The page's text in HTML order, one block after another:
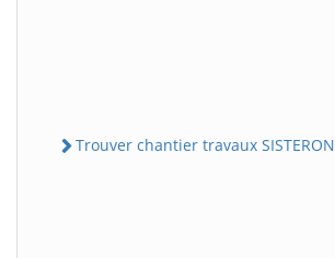
Trouver chantier travaux SISTERON